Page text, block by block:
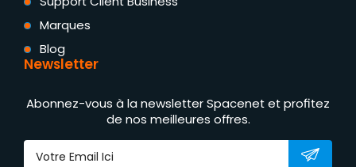
Marques
Blog
Newsletter
Abonnez-vous à la newsletter Spacenet et profitez
de nos meilleures offres.